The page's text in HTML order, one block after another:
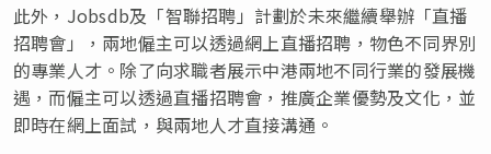
此外，Jobsdb及「智聯招聘」計劃於未來繼續舉辦「直播
招聘會」，兩地僱主可以透過網上直播招聘，物色不同界別
的專業人才。除了向求職者展示中港兩地不同行業的發展機
遇，而僱主可以透過直播招聘會，推廣企業優勢及文化，並
即時在網上面試，與兩地人才直接溝通。